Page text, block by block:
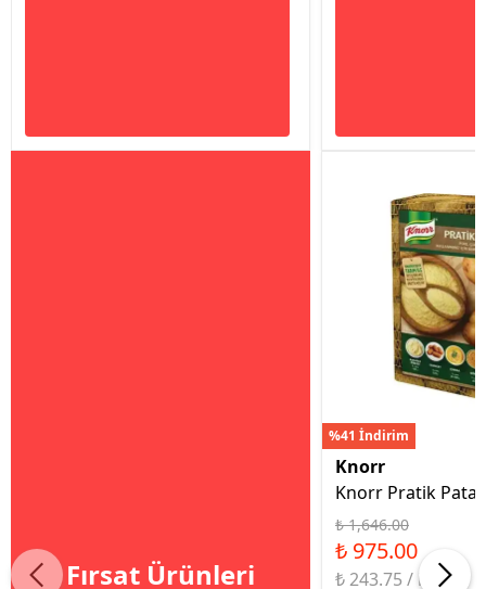
Fırsat Ürünleri
%41 İndirim
Knorr
Knorr Pratik
₺ 1,646.00
₺ 975.00
₺ 243.75 / kg